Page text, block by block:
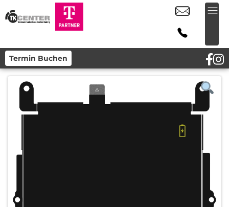
Termin Buchen